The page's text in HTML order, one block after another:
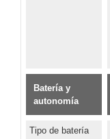
Batería y
autonomía
Tipo de batería